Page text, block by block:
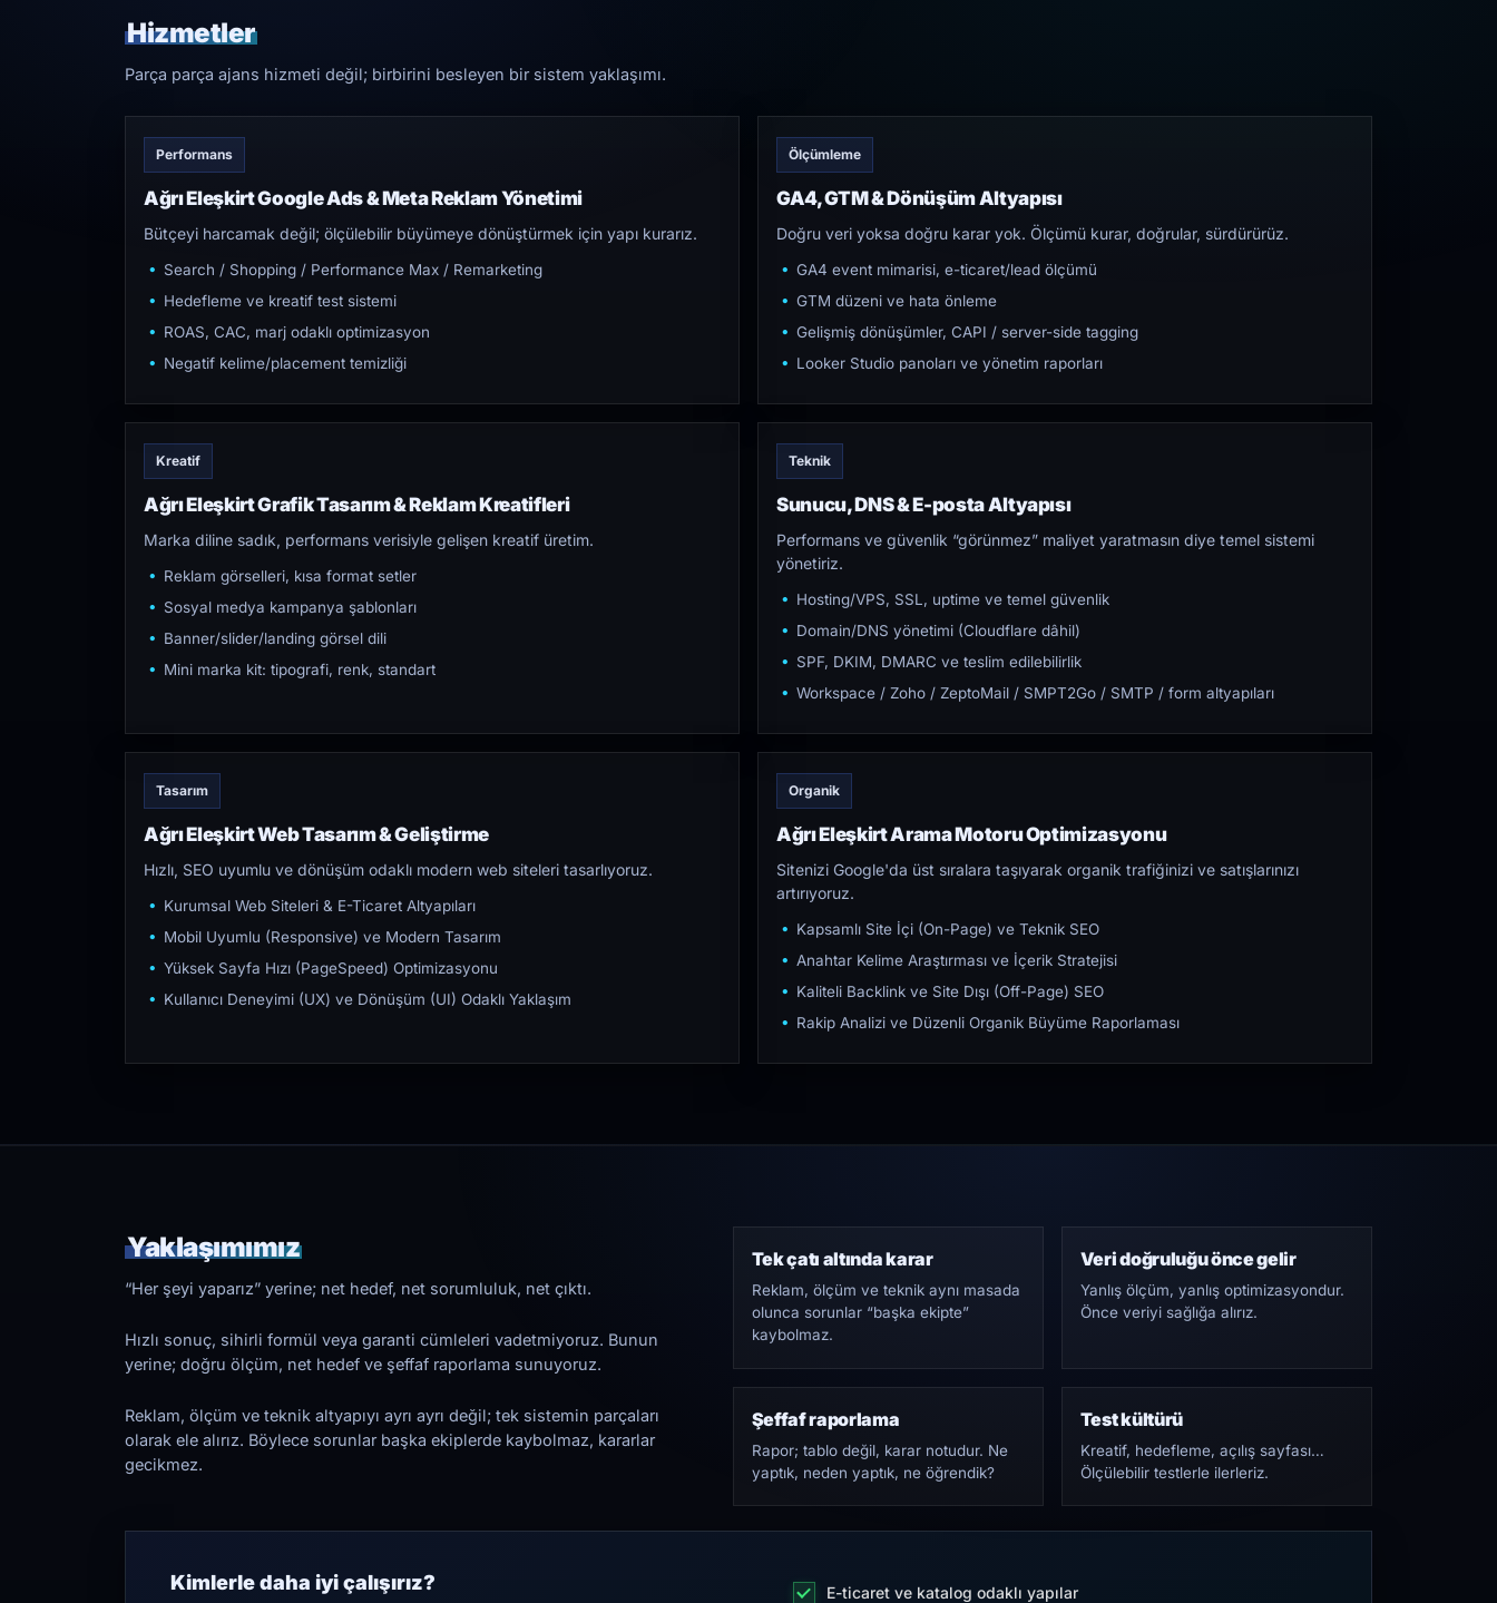
Hizmetler
Parça parça ajans hizmeti değil; birbirini besleyen bir sistem yaklaşımı.
Performans
Ağrı Eleşkirt Google Ads & Meta Reklam Yönetimi
Bütçeyi harcamak değil; ölçülebilir büyümeye dönüştürmek için yapı kurarız.
Search / Shopping / Performance Max / Remarketing
Hedefleme ve kreatif test sistemi
ROAS, CAC, marj odaklı optimizasyon
Negatif kelime/placement temizliği
Ölçümleme
GA4, GTM & Dönüşüm Altyapısı
Doğru veri yoksa doğru karar yok. Ölçümü kurar, doğrular, sürdürürüz.
GA4 event mimarisi, e-ticaret/lead ölçümü
GTM düzeni ve hata önleme
Gelişmiş dönüşümler, CAPI / server-side tagging
Looker Studio panoları ve yönetim raporları
Kreatif
Ağrı Eleşkirt Grafik Tasarım & Reklam Kreatifleri
Marka diline sadık, performans verisiyle gelişen kreatif üretim.
Reklam görselleri, kısa format setler
Sosyal medya kampanya şablonları
Banner/slider/landing görsel dili
Mini marka kit: tipografi, renk, standart
Teknik
Sunucu, DNS & E-posta Altyapısı
Performans ve güvenlik “görünmez” maliyet yaratmasın diye temel sistemi
yönetiriz.
Hosting/VPS, SSL, uptime ve temel güvenlik
Domain/DNS yönetimi (Cloudflare dâhil)
SPF, DKIM, DMARC ve teslim edilebilirlik
Workspace / Zoho / ZeptoMail / SMPT2Go / SMTP / form altyapıları
Tasarım
Ağrı Eleşkirt Web Tasarım & Geliştirme
Hızlı, SEO uyumlu ve dönüşüm odaklı modern web siteleri tasarlıyoruz.
Kurumsal Web Siteleri & E-Ticaret Altyapıları
Mobil Uyumlu (Responsive) ve Modern Tasarım
Yüksek Sayfa Hızı (PageSpeed) Optimizasyonu
Kullanıcı Deneyimi (UX) ve Dönüşüm (UI) Odaklı Yaklaşım
Organik
Ağrı Eleşkirt Arama Motoru Optimizasyonu
Sitenizi Google'da üst sıralara taşıyarak organik trafiğinizi ve satışlarınızı
artırıyoruz.
Kapsamlı Site İçi (On-Page) ve Teknik SEO
Anahtar Kelime Araştırması ve İçerik Stratejisi
Kaliteli Backlink ve Site Dışı (Off-Page) SEO
Rakip Analizi ve Düzenli Organik Büyüme Raporlaması
Yaklaşımımız
“Her şeyi yaparız” yerine; net hedef, net sorumluluk, net çıktı.
Hızlı sonuç, sihirli formül veya garanti cümleleri vadetmiyoruz. Bunun
yerine; doğru ölçüm, net hedef ve şeffaf raporlama sunuyoruz.
Reklam, ölçüm ve teknik altyapıyı ayrı ayrı değil; tek sistemin parçaları
olarak ele alırız. Böylece sorunlar başka ekiplerde kaybolmaz, kararlar
gecikmez.
Tek çatı altında karar
Reklam, ölçüm ve teknik aynı masada
olunca sorunlar “başka ekipte”
kaybolmaz.
Veri doğruluğu önce gelir
Yanlış ölçüm, yanlış optimizasyondur.
Önce veriyi sağlığa alırız.
Şeffaf raporlama
Rapor; tablo değil, karar notudur. Ne
yaptık, neden yaptık, ne öğrendik?
Test kültürü
Kreatif, hedefleme, açılış sayfası…
Ölçülebilir testlerle ilerleriz.
Kimlerle daha iyi çalışırız?
E-ticaret ve katalog odaklı yapılar